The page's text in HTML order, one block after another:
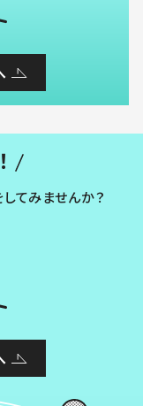
てみませんか？